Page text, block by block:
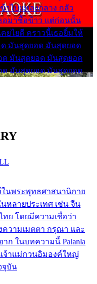
าไปแหลงกลาง กลัว
อมาซื้อข้าว แต่ก่อนนั้น
คยไยดี คราวนี้เธอยิ้มให้
ด มันสุดยอด มันสุดยอด
มันสุดยอด มันสุดยอด
มันสุดยอด มันสุดยอด
ในพระพุทธศาสนานิกาย
หลายประเทศ เช่น จีน
ย โดยมีความเชื่อว่า
วามเมตตา กรุณา และ
ก ในบทความนี้ Palanla
จ้าแม่กวนอิมองค์ใหญ่
จุบัน